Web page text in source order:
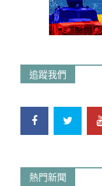
追蹤我們
熱門新聞